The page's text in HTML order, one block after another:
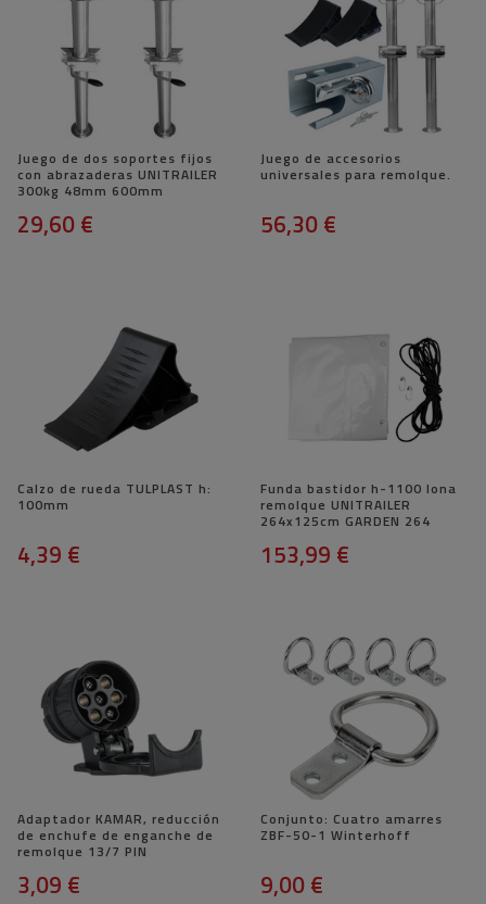
Juego de dos soportes fijos
con abrazaderas UNITRAILER
300kg 48mm 600mm
29,60 €
Juego de accesorios
universales para remolque.
56,30 €
Calzo de rueda TULPLAST h:
100mm
4,39 €
Funda bastidor h-1100 lona
remolque UNITRAILER
264x125cm GARDEN 264
153,99 €
Adaptador KAMAR, reducción
de enchufe de enganche de
remolque 13/7 PIN
3,09 €
Conjunto: Cuatro amarres
ZBF-50-1 Winterhoff
9,00 €